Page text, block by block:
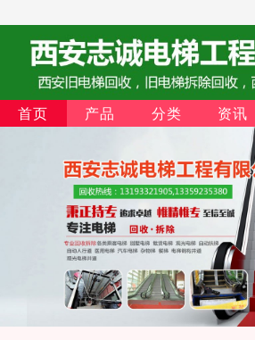
首页 产品 分类 资讯